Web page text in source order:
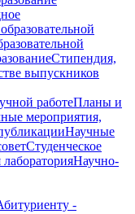
Стипендия,
выпускников
работеПланы и
мероприятия,
Научные
Студенческое
лабораторияНаучно-
-